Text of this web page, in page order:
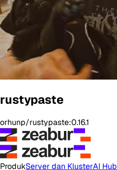
rustypaste
orhunp/rustypaste:0.16.1
ProdukServer dan KlusterAI Hub